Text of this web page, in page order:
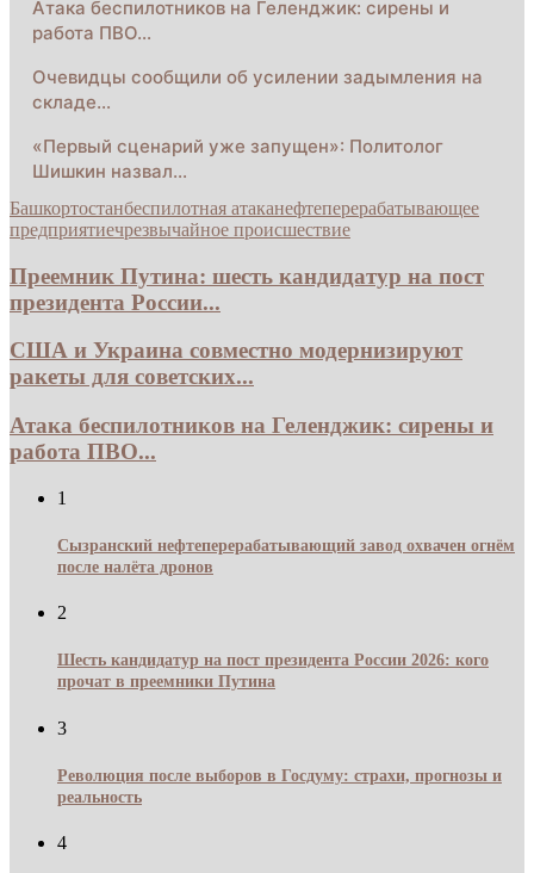
Атака беспилотников на Геленджик: сирены и
работа ПВО…
Очевидцы сообщили об усилении задымления на
складе…
«Первый сценарий уже запущен»: Политолог
Шишкин назвал…
Башкортостанбеспилотная атаканефтеперерабатывающее
предприятиечрезвычайное происшествие
Преемник Путина: шесть кандидатур на пост
президента России...
США и Украина совместно модернизируют
ракеты для советских...
Атака беспилотников на Геленджик: сирены и
работа ПВО...
1
Сызранский нефтеперерабатывающий завод охвачен огнём
после налёта дронов
2
Шесть кандидатур на пост президента России 2026: кого
прочат в преемники Путина
3
Революция после выборов в Госдуму: страхи, прогнозы и
реальность
4